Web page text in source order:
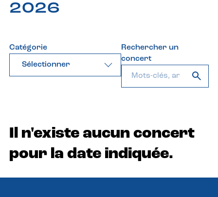
2026
Catégorie
Sélectionner
Rechercher un
concert
Il n'existe aucun concert
pour la date indiquée.